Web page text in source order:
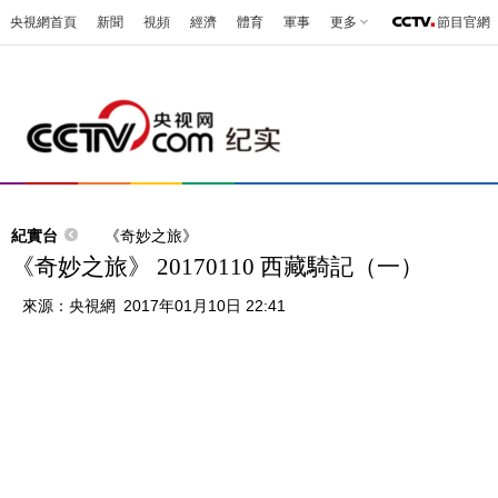
央視網首頁 新聞 視頻 經濟 體育 軍事 更多 節目官網
紀實台 《奇妙之旅》
《奇妙之旅》 20170110 西藏騎記（一）
來源： 央視網 2017年01月10日 22:41